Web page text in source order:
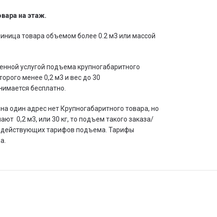
на этаж.
товара объемом более 0.2 м3 или массой
услугой подъема крупногабаритного
менее 0,2 м3 и вес до 30
бесплатно.
один адрес нет Крупногабаритного товара, но
0,2 м3, или 30 кг, то подъем такого заказа/
действующих тарифов подъема. Тарифы